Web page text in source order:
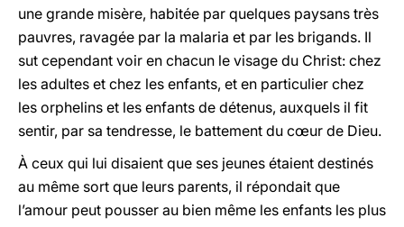
une grande misère, habitée par quelques paysans très
pauvres, ravagée par la malaria et par les brigands. Il
sut cependant voir en chacun le visage du Christ: chez
les adultes et chez les enfants, et en particulier chez
les orphelins et les enfants de détenus, auxquels il fit
sentir, par sa tendresse, le battement du cœur de Dieu.
À ceux qui lui disaient que ses jeunes étaient destinés
au même sort que leurs parents, il répondait que
l’amour peut pousser au bien même les enfants les plus